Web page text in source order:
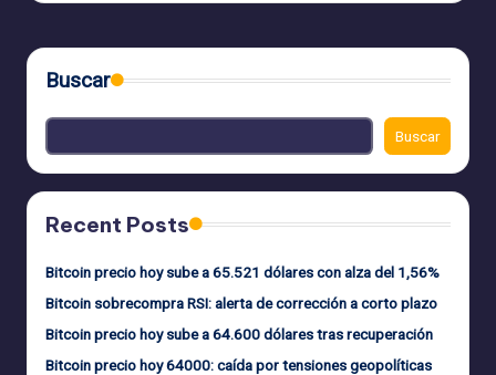
Buscar
Buscar
Recent Posts
Bitcoin precio hoy sube a 65.521 dólares con alza del 1,56%
Bitcoin sobrecompra RSI: alerta de corrección a corto plazo
Bitcoin precio hoy sube a 64.600 dólares tras recuperación
Bitcoin precio hoy 64000: caída por tensiones geopolíticas